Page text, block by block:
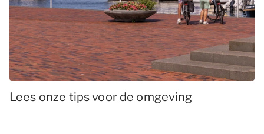
Lees onze tips voor de omgeving